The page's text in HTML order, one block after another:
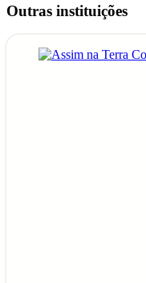
Outras instituições